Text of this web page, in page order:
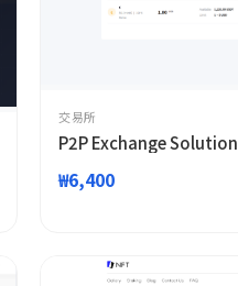
交易所
P2P Exchange Solution
₩6,400